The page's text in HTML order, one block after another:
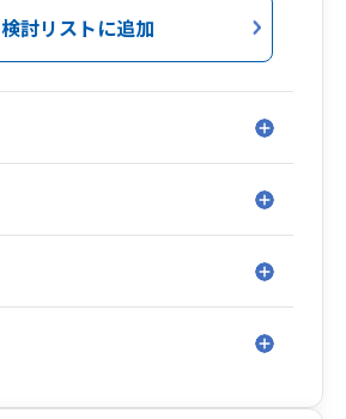
検討リストに追加